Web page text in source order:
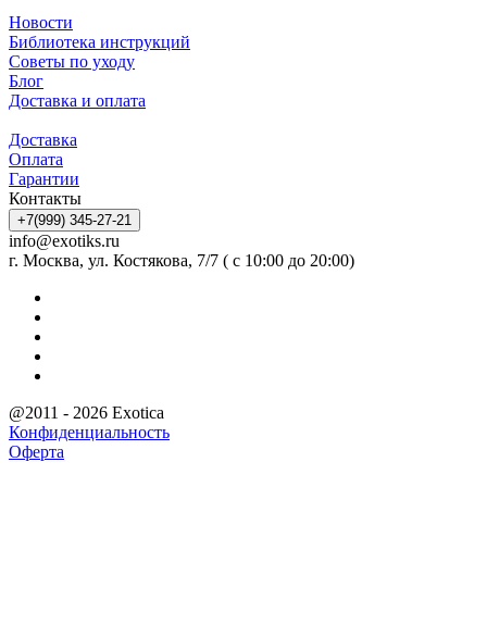
Новости
Библиотека инструкций
Советы по уходу
Блог
Доставка и оплата
Доставка
Оплата
Гарантии
Контакты
+7(999) 345-27-21
info@exotiks.ru
г. Москва, ул. Костякова, 7/7 ( с 10:00 до 20:00)
@2011 - 2026 Exotica
Конфиденциальность
Оферта